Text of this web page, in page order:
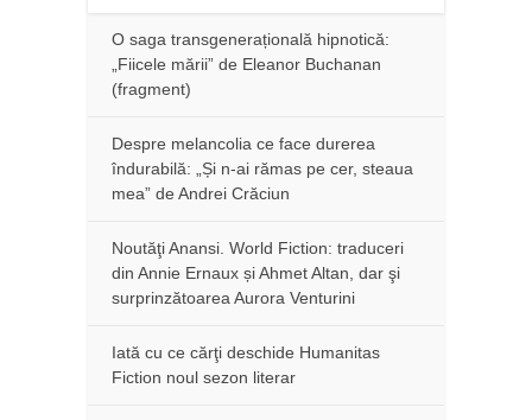
O saga transgenerațională hipnotică:
„Fiicele mării” de Eleanor Buchanan
(fragment)
Despre melancolia ce face durerea
îndurabilă: „Și n-ai rămas pe cer, steaua
mea” de Andrei Crăciun
Noutăţi Anansi. World Fiction: traduceri
din Annie Ernaux și Ahmet Altan, dar şi
surprinzătoarea Aurora Venturini
Iată cu ce cărţi deschide Humanitas
Fiction noul sezon literar